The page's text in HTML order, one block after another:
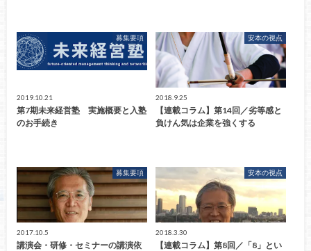
募集要項
2019.10.21
第7期未来経営塾 実施概要と入塾
のお手続き
安本の視点
2018.9.25
【連載コラム】第14回／劣等感と
負けん気は企業を強くする
募集要項
2017.10.5
講演会・研修・セミナーの講演依
安本の視点
2018.3.30
【連載コラム】第8回／「8」とい